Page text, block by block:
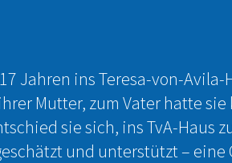
Jahren ins Teresa-von-Avila-
Mutter, zum Vater hatte sie
sie sich, ins TvA-Haus
und unterstützt – eine